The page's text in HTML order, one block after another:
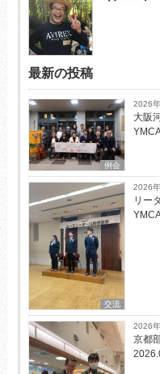
最新の投稿
例会
2026
大
交流
2026
リ
2026
京都